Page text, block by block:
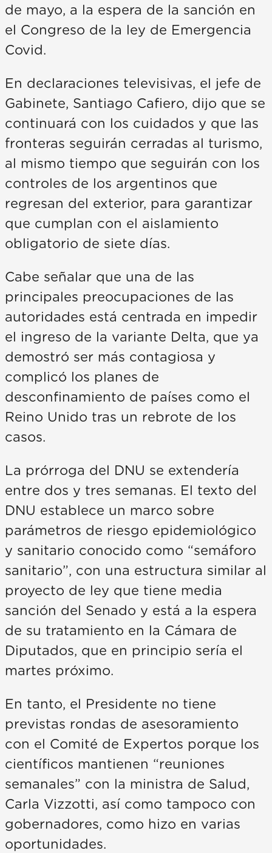
de mayo, a la espera de la sanción en
el Congreso de la ley de Emergencia
Covid.
En declaraciones televisivas, el jefe de
Gabinete, Santiago Cafiero, dijo que se
continuará con los cuidados y que las
fronteras seguirán cerradas al turismo,
al mismo tiempo que seguirán con los
controles de los argentinos que
regresan del exterior, para garantizar
que cumplan con el aislamiento
obligatorio de siete días.
Cabe señalar que una de las
principales preocupaciones de las
autoridades está centrada en impedir
el ingreso de la variante Delta, que ya
demostró ser más contagiosa y
complicó los planes de
desconfinamiento de países como el
Reino Unido tras un rebrote de los
casos.
La prórroga del DNU se extendería
entre dos y tres semanas. El texto del
DNU establece un marco sobre
parámetros de riesgo epidemiológico
y sanitario conocido como “semáforo
sanitario”, con una estructura similar al
proyecto de ley que tiene media
sanción del Senado y está a la espera
de su tratamiento en la Cámara de
Diputados, que en principio sería el
martes próximo.
En tanto, el Presidente no tiene
previstas rondas de asesoramiento
con el Comité de Expertos porque los
científicos mantienen “reuniones
semanales” con la ministra de Salud,
Carla Vizzotti, así como tampoco con
gobernadores, como hizo en varias
oportunidades.